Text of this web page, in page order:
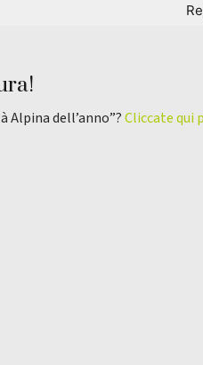
Alpina dell’anno”?Cliccate qui